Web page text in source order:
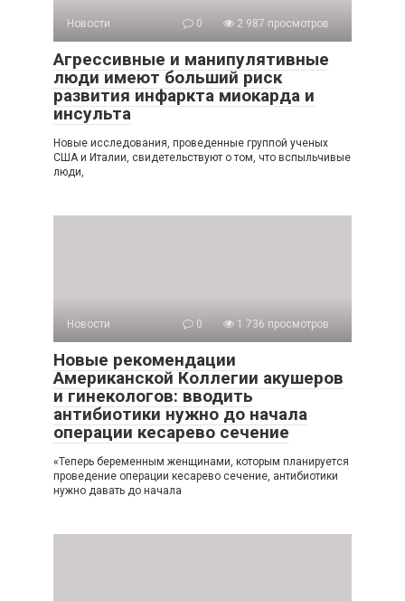
Новости 0 2 987 просмотров
Агрессивные и манипулятивные
люди имеют больший риск
развития инфаркта миокарда и
инсульта
Новые исследования, проведенные группой ученых
США и Италии, свидетельствуют о том, что вспыльчивые
люди,
Новости 0 1 736 просмотров
Новые рекомендации
Американской Коллегии акушеров
и гинекологов: вводить
антибиотики нужно до начала
операции кесарево сечение
«Теперь беременным женщинами, которым планируется
проведение операции кесарево сечение, антибиотики
нужно давать до начала